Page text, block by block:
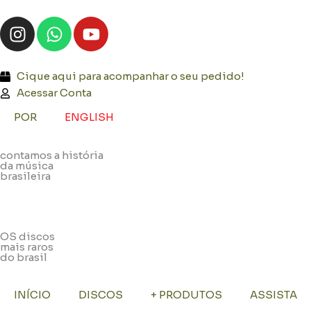
para
o
I
n
t
a
g
m
W
h
t
s
p
Y
o
t
u
b
Cique aqui para acompanhar o seu pedido!
Acessar Conta
POR
ENGLISH
contamos a história
da música
brasileira
OS discos
mais raros
do brasil
INÍCIO DISCOS + PRODUTOS ASSISTA